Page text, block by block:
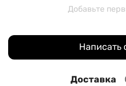
Добавьте
Написать
Доставка